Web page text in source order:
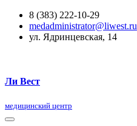
8 (383) 222-10-29
medadministrator@liwest.ru
ул. Ядринцевская, 14
Ли Вест
медицинский центр